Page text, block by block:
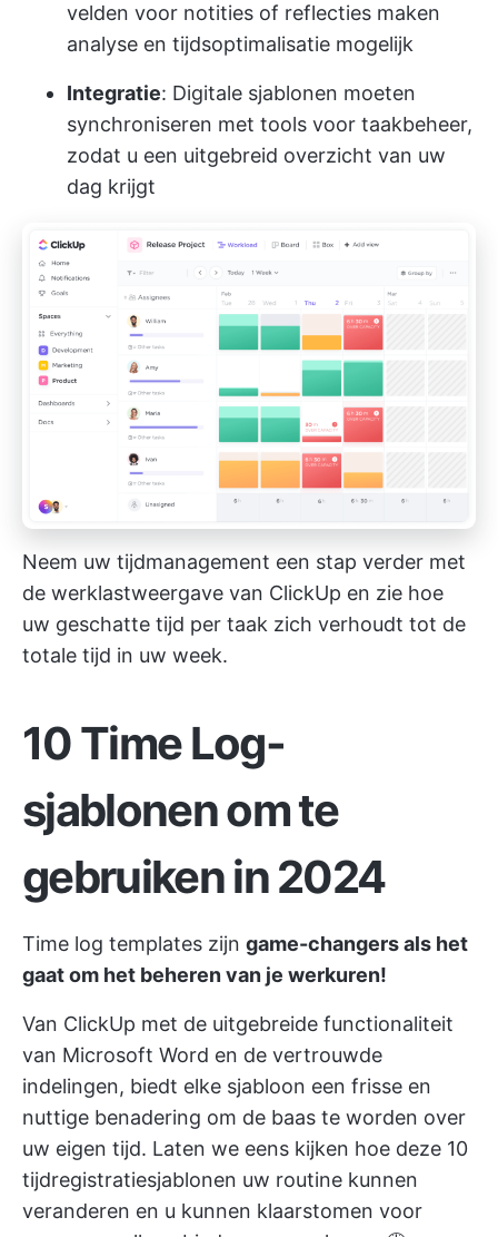
velden voor notities of reflecties maken
analyse en tijdsoptimalisatie mogelijk
Integratie: Digitale sjablonen moeten
synchroniseren met tools voor taakbeheer,
zodat u een uitgebreid overzicht van uw
dag krijgt
Neem uw tijdmanagement een stap verder met
de werklastweergave van ClickUp en zie hoe
uw geschatte tijd per taak zich verhoudt tot de
totale tijd in uw week.
10 Time Log-
sjablonen om te
gebruiken in 2024
Time log templates zijn game-changers als het
gaat om het beheren van je werkuren!
Van ClickUp met de uitgebreide functionaliteit
van Microsoft Word en de vertrouwde
indelingen, biedt elke sjabloon een frisse en
nuttige benadering om de baas te worden over
uw eigen tijd. Laten we eens kijken hoe deze 10
tijdregistratiesjablonen uw routine kunnen
veranderen en u kunnen klaarstomen voor